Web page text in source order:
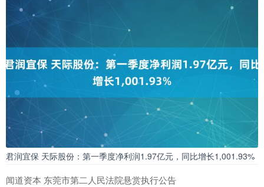
君润宜保 天际股份：第一季度净利润1.97亿元，同比增长1,001.93%
闻道资本 东莞市第二人民法院悬赏执行公告